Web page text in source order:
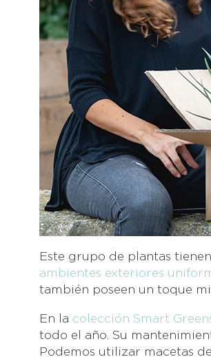
Este grupo de plantas
ambientes exteriores
también poseen un toque
En la colección Smart
todo el año. Su
Podemos utilizar macetas